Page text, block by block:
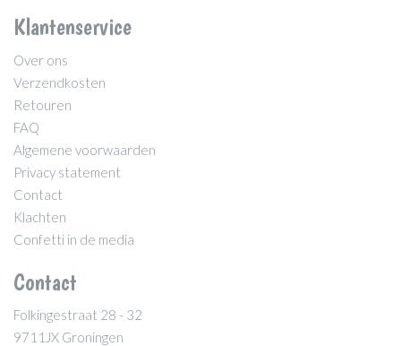
Klantenservice
Over ons
Verzendkosten
Retouren
FAQ
Algemene voorwaarden
Privacy statement
Contact
Klachten
Confetti in de media
Contact
Folkingestraat 28 - 32
9711JX Groningen